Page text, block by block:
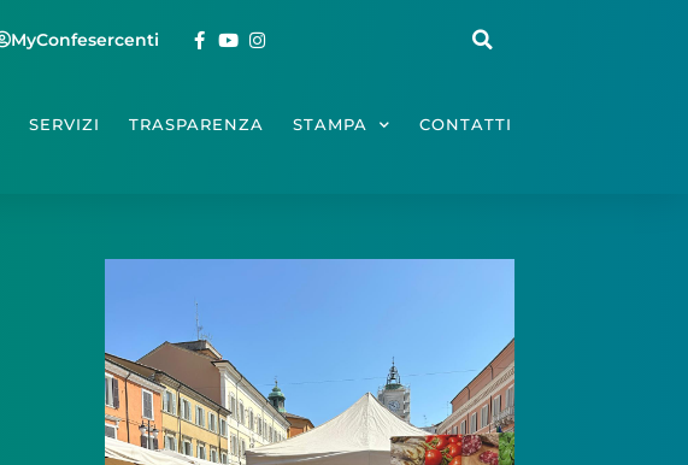
MyConfesercenti
SERVIZI TRASPARENZA STAMPA CONTATTI